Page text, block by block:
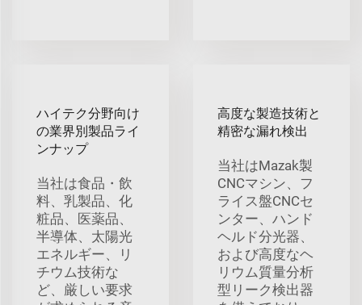
ハイテク分野向け
の業界別製品ライ
ンナップ
当社は食品・飲
料、乳製品、化
粧品、医薬品、
半導体、太陽光
エネルギー、リ
チウム技術な
ど、厳しい要求
高度な製造技術と
精密な漏れ検出
当社はMazak製
CNCマシン、フ
ライス盤CNCセ
ンター、ハンド
ヘルド分光器、
および高度なヘ
リウム質量分析
型リーク検出器